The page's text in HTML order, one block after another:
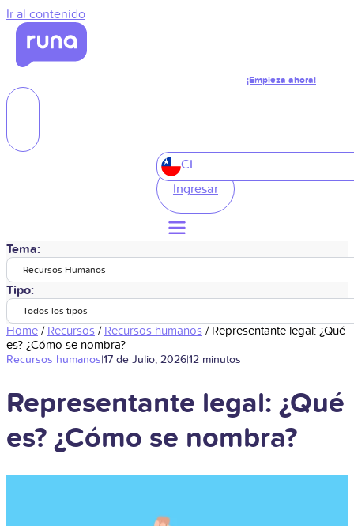
Ir al contenido
¡Empieza ahora!
CL
Ingresar
Tema:
Recursos Humanos
Tipo:
Todos los tipos
Home / Recursos / Recursos humanos / Representante legal: ¿Qué
es? ¿Cómo se nombra?
Recursos humanos|17 de Julio, 2026|12 minutos
Representante legal: ¿Qué
es? ¿Cómo se nombra?